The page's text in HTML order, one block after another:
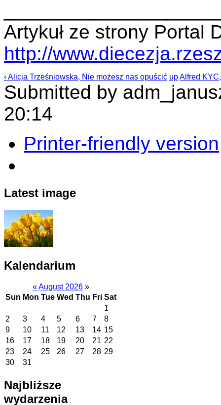
Artykuł ze strony Portal
http://
‹ Alicja Trześniowska, Nie możesz nas opuścić upAlfred
Submitted by
20:14
Printer-friendly version
Latest image
Kalendarium
«August 2026 »
Sun Mon Tue Wed Thu Fri Sat
1
2
3 4 5 6 7
8
9
10 11 12 13 14 15
16
17 18 19 20 21 22
23
24 25 26 27 28 29
30
31
Najbliższe
wydarzenia